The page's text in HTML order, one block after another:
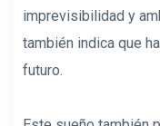
imprevisibilidad y
también indica que
futuro.